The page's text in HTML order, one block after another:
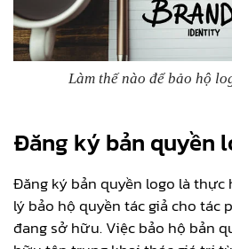
Làm thế nào để bảo hộ
Đăng ký bản quyền
Đăng ký bản quyền logo là thực
lý bảo hộ quyền tác giả cho tác
đang sở hữu. Việc bảo hộ bản